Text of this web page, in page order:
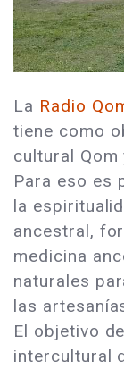
La Radio
tiene como
cultural
Para eso es
la
ancestral,
medicina
naturales
las
El objetivo
intercultural